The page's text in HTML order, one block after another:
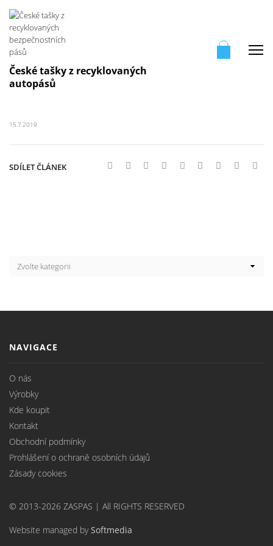
České tašky z recyklovaných
autopásů
15.7.2019
SDÍLET ČLÁNEK
NAVIGACE
O nás
Výrobky
Kde koupit
Kontakt
Obchodní podmínky
Prohlášení o ochraně osobních údajů
Zásady cookies
© 2013-2026 ZASPAS | All RIGHTS RESERVED
Website managed bySoftmedia